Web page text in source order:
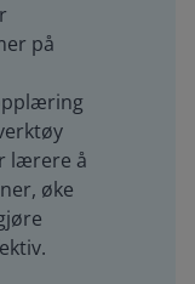
på
lærere å
øke